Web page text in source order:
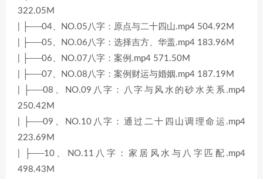
322.05M
| ├──04、NO.05八字：原点与二十四山.mp4 504.92M
| ├──05、NO.06八字：选择吉方、华盖.mp4 183.96M
| ├──06、NO.07八字：案例.mp4 571.50M
| ├──07、NO.08八字：案例财运与婚姻.mp4 187.19M
| ├──08、NO.09八字：八字与风水的砂水关系.mp4
250.42M
| ├──09、NO.10八字：通过二十四山调理命运.mp4
223.69M
| ├──10、NO.11八字：家居风水与八字匹配.mp4
498.43M